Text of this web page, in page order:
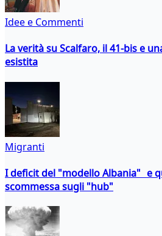
Idee e Commenti
La verità su Scalfaro, il 41-bis e
esistita
Migranti
I deficit del "modello Albania" e
scommessa sugli "hub"